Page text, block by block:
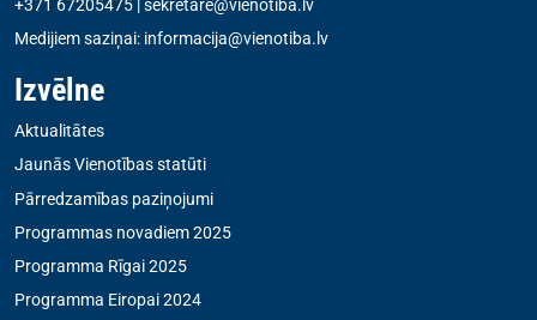
+371 67205475 |sekretare@vienotiba.lv
Medijiem saziņai: informacija@vienotiba.lv
Izvēlne
Aktualitātes
Jaunās Vienotības statūti
Pārredzamības paziņojumi
Programmas novadiem 2025
Programma Rīgai 2025
Programma Eiropai 2024